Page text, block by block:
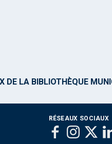
DE LA BIBLIOTHÈQUE
RÉSEAUX SOCIAUX